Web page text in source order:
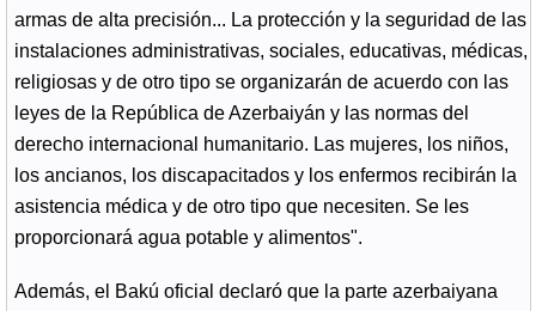
armas de alta precisión... La protección y la seguridad de las
instalaciones administrativas, sociales, educativas, médicas,
religiosas y de otro tipo se organizarán de acuerdo con las
leyes de la República de Azerbaiyán y las normas del
derecho internacional humanitario. Las mujeres, los niños,
los ancianos, los discapacitados y los enfermos recibirán la
asistencia médica y de otro tipo que necesiten. Se les
proporcionará agua potable y alimentos".
Además, el Bakú oficial declaró que la parte azerbaiyana